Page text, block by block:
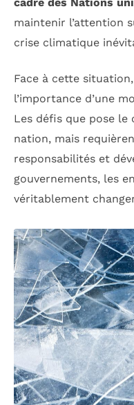
cadre des Nations
maintenir l’attention
crise climatique
Face à cette
l’importance d’une
Les défis que pose
nation, mais
responsabilités et
gouvernements, les
véritablement